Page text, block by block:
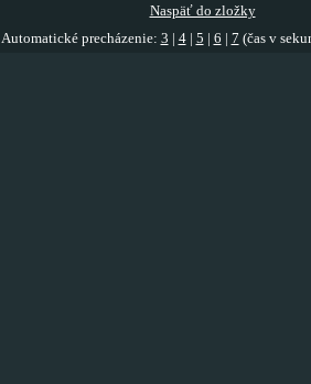
Naspäť do zložky
Automatické precházenie: 3 4| 5 6 7 (čas v